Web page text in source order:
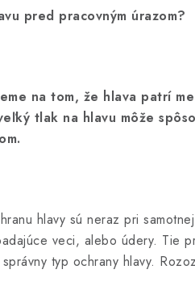
pred pracovným úrazom?
na tom, že hlava patrí
tlak na hlavu môže
hlavy sú neraz pri
veci, alebo údery. Tie
typ ochrany hlavy.